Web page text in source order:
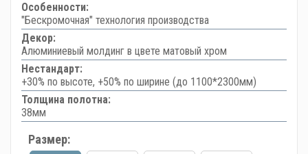
Особенности:
"Бескромочная" технология производства
Декор:
Алюминиевый молдинг в цвете матовый хром
Нестандарт:
+30% по высоте, +50% по ширине (до 1100*2300мм)
Толщина полотна:
38мм
Размер: